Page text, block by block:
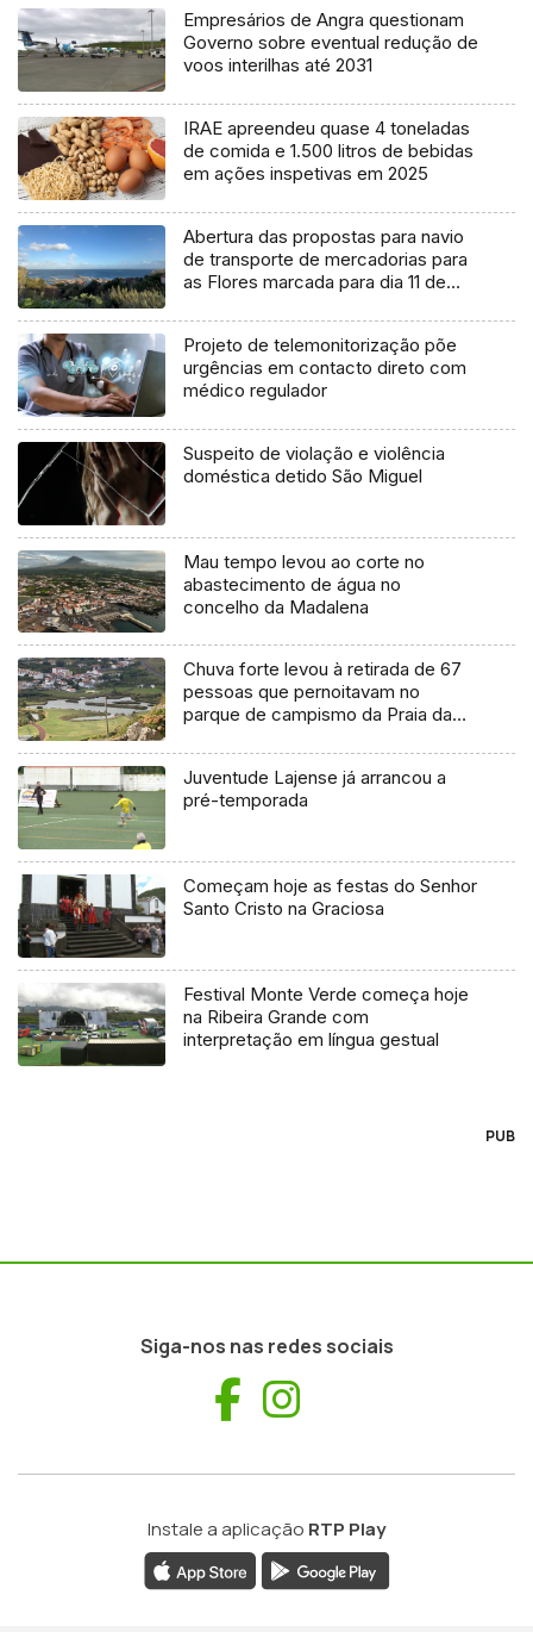
Empresários de Angra questionam
Governo sobre eventual redução de
voos interilhas até 2031
IRAE apreendeu quase 4 toneladas
de comida e 1.500 litros de bebidas
em ações inspetivas em 2025
Abertura das propostas para navio
de transporte de mercadorias para
as Flores marcada para dia 11 de
Projeto de telemonitorização põe
urgências em contacto direto com
médico regulador
Suspeito de violação e violência
doméstica detido São Miguel
Mau tempo levou ao corte no
abastecimento de água no
concelho da Madalena
Chuva forte levou à retirada de 67
pessoas que pernoitavam no
parque de campismo da Praia da
Juventude Lajense já arrancou a
pré-temporada
Começam hoje as festas do Senhor
Santo Cristo na Graciosa
Festival Monte Verde começa hoje
na Ribeira Grande com
interpretação em língua gestual
PUB
Siga-nos nas redes sociais
Facebook
Instale a aplicação RTP Play